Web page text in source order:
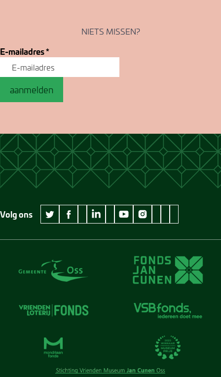
NIETS MISSEN?
E-mailadres*
aanmelden
Volg ons
twitter Museum Jan Cunen
facebook Museum Jan Cunen
wikipedia Museum Jan Cunen
linkedin Museum Jan Cunen
googleplus Museum Jan Cunen
youtube Museum Jan Cunen
instagram Museum